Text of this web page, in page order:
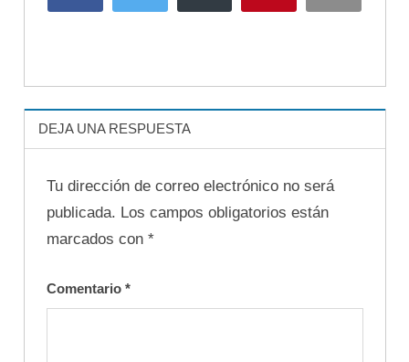
DEJA UNA RESPUESTA
Tu dirección de correo electrónico no será
publicada. Los campos obligatorios están
marcados con *
Comentario *